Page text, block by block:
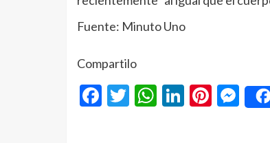
Fuente: Minuto Uno
Compartilo
Facebook
Twitter
WhatsApp
LinkedIn